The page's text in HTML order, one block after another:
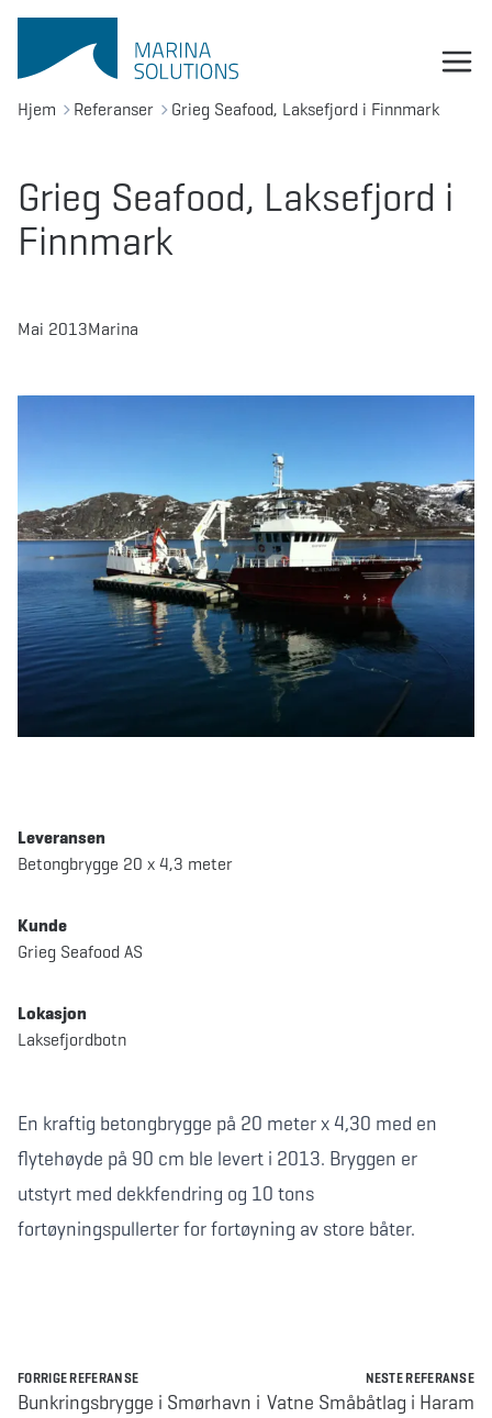
Hjem Referanser Grieg Seafood, Laksefjord i Finnmark
Grieg Seafood, Laksefjord i
Finnmark
Mai 2013Marina
Leveransen
Betongbrygge 20 x 4,3 meter
Kunde
Grieg Seafood AS
Lokasjon
Laksefjordbotn
En kraftig betongbrygge på 20 meter x 4,30 med en
flytehøyde på 90 cm ble levert i 2013. Bryggen er
utstyrt med dekkfendring og 10 tons
fortøyningspullerter for fortøyning av store båter.
FORRIGE REFERANSE
Bunkringsbrygge i Smørhavn i
NESTE REFERANSE
Vatne Småbåtlag i Haram